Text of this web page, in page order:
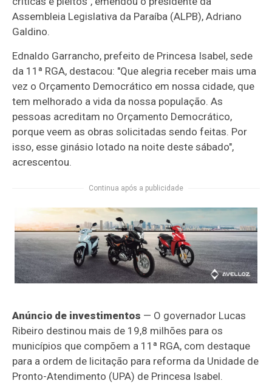
Assembleia Legislativa da Paraíba (ALPB), Adriano
Galdino.
Ednaldo Garrancho, prefeito de Princesa Isabel, sede
da 11ª RGA, destacou: "Que alegria receber mais uma
vez o Orçamento Democrático em nossa cidade, que
tem melhorado a vida da nossa população. As
pessoas acreditam no Orçamento Democrático,
porque veem as obras solicitadas sendo feitas. Por
isso, esse ginásio lotado na noite deste sábado",
acrescentou.
Continua após a publicidade
Anúncio de investimentos — O governador Lucas
Ribeiro destinou mais de 19,8 milhões para os
municípios que compõem a 11ª RGA, com destaque
para a ordem de licitação para reforma da Unidade de
Pronto-Atendimento (UPA) de Princesa Isabel.